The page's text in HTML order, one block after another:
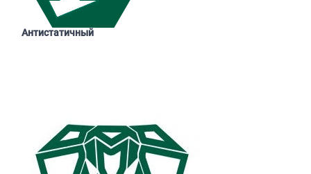
Антистатичный